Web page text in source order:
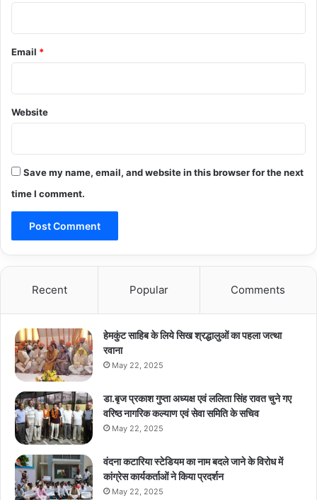
Email *
Website
Save my name, email, and website in this browser for the next
time I comment.
Recent Popular Comments
हेमकुंट साहिब के लिये सिख श्रद्धालुओं का पहला जत्था
रवाना
May 22, 2025
डा.बृज प्रकाश गुप्ता अध्यक्ष एवं ललिता सिंह रावत चुने गए
वरिष्ठ नागरिक कल्याण एवं सेवा समिति के सचिव
May 22, 2025
वंदना कटारिया स्टेडियम का नाम बदले जाने के विरोध में
कांग्रेस कार्यकर्ताओं ने किया प्रदर्शन
May 22, 2025